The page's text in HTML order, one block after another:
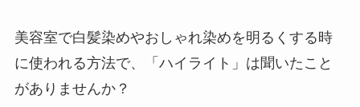
美容室で白髪染めやおしゃれ染めを明るくする時
に使われる方法で、「ハイライト」は聞いたこと
がありませんか？